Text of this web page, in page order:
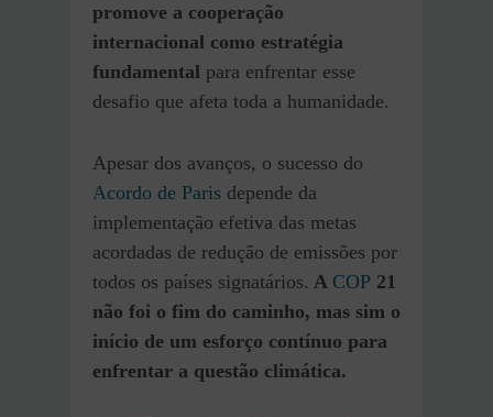
promove a cooperação
internacional como estratégia
fundamental para enfrentar esse
desafio que afeta toda a humanidade.
Apesar dos avanços, o sucesso do
Acordo de Paris depende da
implementação efetiva das metas
acordadas de redução de emissões por
todos os países signatários. A COP 21
não foi o fim do caminho, mas sim o
início de um esforço contínuo para
enfrentar a questão climática.